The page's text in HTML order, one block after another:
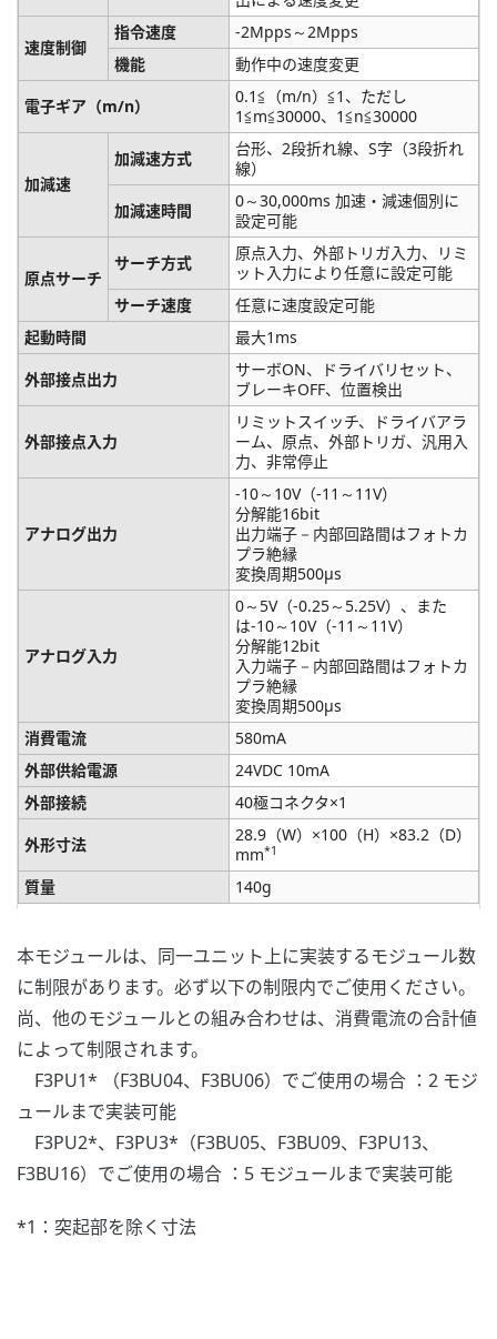
速度制御
指令速度
-2Mpps～2Mpps
機能
動作中の速度変更
電子ギア（m/n）
0.1≦（m/n）≦1、ただし
1≦m≦30000、1≦n≦30000
加減速
加減速方式
台形、2段折れ線、S字（3段折れ
線）
加減速時間
0～30,000ms 加速・減速個別に
設定可能
原点サーチ
サーチ方式
原点入力、外部トリガ入力、リミ
ット入力により任意に設定可能
サーチ速度
任意に速度設定可能
起動時間
最大1ms
外部接点出力
サーボON、ドライバリセット、
ブレーキOFF、位置検出
外部接点入力
リミットスイッチ、ドライバアラ
ーム、原点、外部トリガ、汎用入
力、非常停止
アナログ出力
-10～10V（-11～11V）
分解能16bit
出力端子－内部回路間はフォトカ
プラ絶縁
変換周期500μs
アナログ入力
0～5V（-0.25～5.25V）、また
は-10～10V（-11～11V）
分解能12bit
入力端子－内部回路間はフォトカ
プラ絶縁
変換周期500μs
消費電流
580mA
外部供給電源
24VDC 10mA
外部接続
40極コネクタ×1
外形寸法
28.9（W）×100（H）×83.2（D）
mm*1
質量 140g
本モジュールは、同一ユニット上に実装するモジュール数
に制限があります。必ず以下の制限内でご使用ください。
尚、他のモジュールとの組み合わせは、消費電流の合計値
によって制限されます。
F3PU1* （F3BU04、F3BU06）でご使用の場合 ：2 モジ
ュールまで実装可能
F3PU2*、F3PU3*（F3BU05、F3BU09、F3PU13、
F3BU16）でご使用の場合 ：5 モジュールまで実装可能
*1：突起部を除く寸法